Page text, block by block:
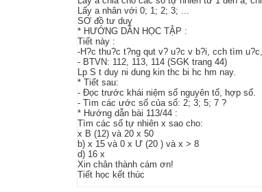
Lấy a nhân với 0; 1; 2; 3; ...
SƠ đồ tư duy
* HƯỚNG DẪN HỌC TẬP :
Tiết này :
-H?c thu?c t?ng qut v? u?c v b?i, cch tìm
- BTVN: 112, 113, 114 (SGK trang 44)
Lp S t duy ni dung kin thc bi hc hm nay.
* Tiết sau:
- Đọc trước khái niệm số nguyên tố, hợp số.
- Tìm các ước số của số: 2; 3; 5; 7 ?
* Hướng dẫn bài 113/44 :
Tìm các số tự nhiên x sao cho:
x B (12) và 20 x 50
b) x 15 và 0 x Ư (20 ) và x > 8
d) 16 x
Xin chân thành cám ơn!
Tiết học kết thúc